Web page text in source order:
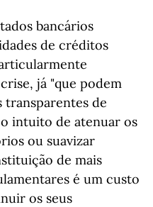
bancários
de créditos
já "que podem
transparentes de
intuito de atenuar os
ou suavizar
de mais
é um custo
os seus